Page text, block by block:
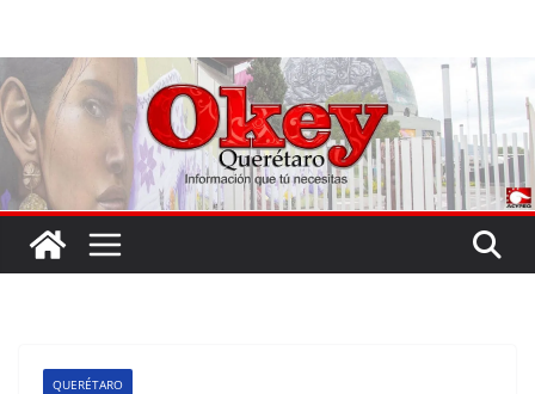
contenido
QUERÉTARO